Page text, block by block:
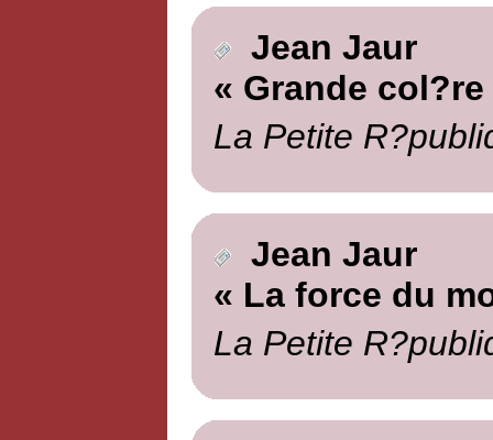
Jean Jaur
« Grande col?re
La Petite
Jean Jaur
« La force du
La Petite